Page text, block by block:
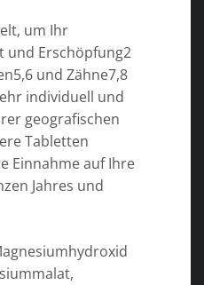
um Ihr
und Erschöpfung2
und Zähne7,8
individuell und
geografischen
Tabletten
Einnahme auf Ihre
Jahres und